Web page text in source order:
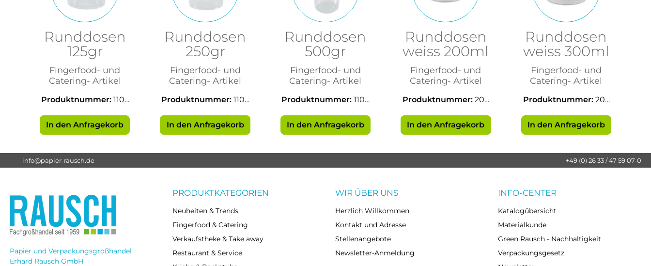
Runddosen
125gr
Fingerfood- und
Catering- Artikel
Produktnummer: 1103
In den Anfragekorb
Runddosen
250gr
Fingerfood- und
Catering- Artikel
Produktnummer:1103
In den Anfragekorb
Runddosen
500gr
Fingerfood- und
Catering- Artikel
Produktnummer:1103
In den Anfragekorb
Runddosen
weiss 200ml
Fingerfood- und
Catering- Artikel
Produktnummer:203
In den Anfragekorb
Runddosen
weiss 300ml
Fingerfood- und
Catering- Artikel
Produktnummer: 203
In den Anfragekorb
info@papier-rausch.de +49 (0) 26 33 / 47 59 07-0
Papier und Verpackungsgroßhandel
Erhard Rausch GmbH
PRODUKTKATEGORIEN
Neuheiten & Trends
Fingerfood & Catering
Verkaufstheke & Take away
Restaurant & Service
WIR ÜBER UNS
Herzlich Willkommen
Kontakt und Adresse
Stellenangebote
Newsletter-Anmeldung
INFO-CENTER
Katalogübersicht
Materialkunde
Green Rausch - Nachhaltigkeit
Verpackungsgesetz